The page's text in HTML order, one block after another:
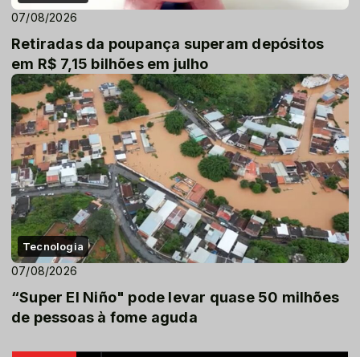
07/08/2026
Retiradas da poupança superam depósitos
em R$ 7,15 bilhões em julho
Tecnologia
07/08/2026
“Super El Niño" pode levar quase 50 milhões
de pessoas à fome aguda